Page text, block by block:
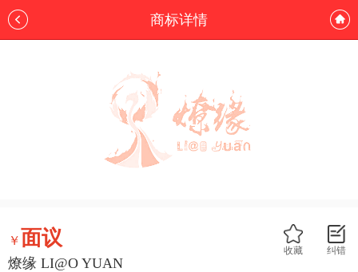
商标详情
纠错
收藏
￥面议
燎缘 LI@O YUAN